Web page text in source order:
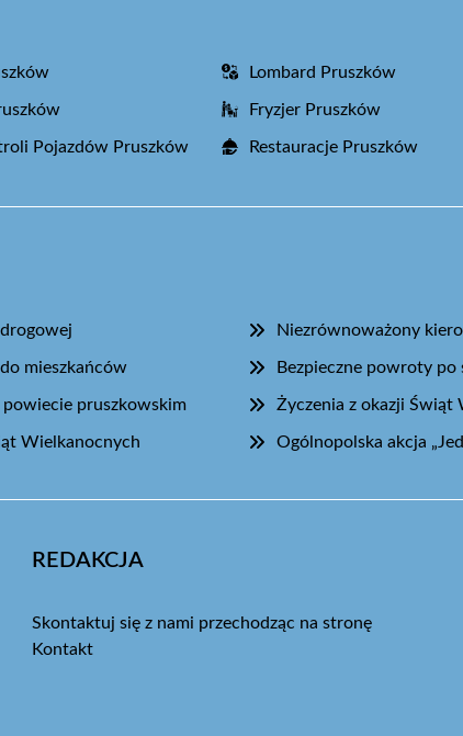
Lombard Pruszków
Fryzjer Pruszków
Pojazdów Pruszków Restauracje Pruszków
Niezrównoważony
mieszkańców Bezpieczne powroty
powiecie pruszkowskim Życzenia z okazji Świąt
Wielkanocnych Ogólnopolska akcja
REDAKCJA
Skontaktuj się z nami przechodząc na stronę
Kontakt